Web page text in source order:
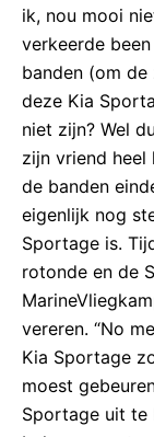
ik, nou mooi
verkeerde
banden (om
deze Kia
niet zijn? Wel
zijn vriend heel
de banden
eigenlijk nog
Sportage is.
rotonde en de
vereren. “No
Kia Sportage
moest
Sportage uit te